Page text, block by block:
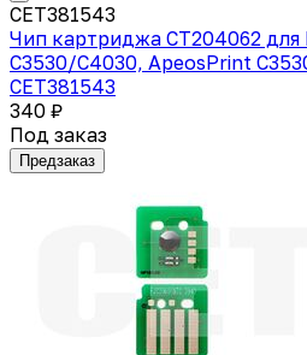
CET381543
Чип картриджа CT204062 для
C3530/C4030, ApeosPrint
CET381543
340 ₽
Под заказ
Предзаказ